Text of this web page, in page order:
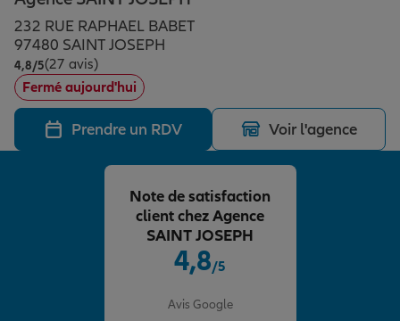
Assurance emprunteur
Prévoyance et dépendance
Assurance animal de compagnie
Protection de la famille
Protection juridique
Épargne & retraite
Plan épargne retraite
Assurance vie
Placements financiers
Investissements immobiliers
Vos projets
Partir en vacances
Conseil assurance
232 RUE RAPHAEL BABET
97480 SAINT JOSEPH
4,8/5Note de 4.8 sur 5
(27 avis)
Fermé aujourd'hui
Prendre un RDV Voir l'agence
4,8/5
Avis Google
Note de satisfaction
client chez Agence
SAINT JOSEPH